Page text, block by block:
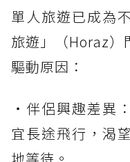
單人旅遊已成為
旅遊」（Horaz）
驅動原因：
・伴侶興趣差異
宜長途飛行，渴